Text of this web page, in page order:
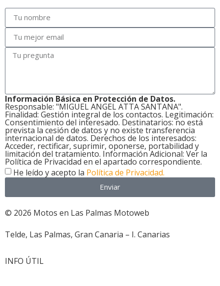
Información Básica en Protección de Datos.
Responsable: "MIGUEL ANGEL ATTA SANTANA".
Finalidad: Gestión integral de los contactos. Legitimación:
Consentimiento del interesado. Destinatarios: no está
prevista la cesión de datos y no existe transferencia
internacional de datos. Derechos de los interesados:
Acceder, rectificar, suprimir, oponerse, portabilidad y
limitación del tratamiento. Información Adicional: Ver la
Política de Privacidad en el apartado correspondiente.
He leído y acepto la Política de Privacidad.
Enviar
© 2026 Motos en Las Palmas Motoweb
Telde, Las Palmas, Gran Canaria – I. Canarias
INFO ÚTIL